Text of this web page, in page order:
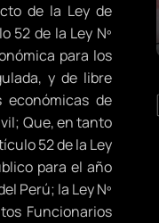
de la Ley de
52 de la Ley Nº
para los
y de libre
económicas de
Que, en tanto
52 de la Ley
para el año
Perú; la Ley Nº
Funcionarios